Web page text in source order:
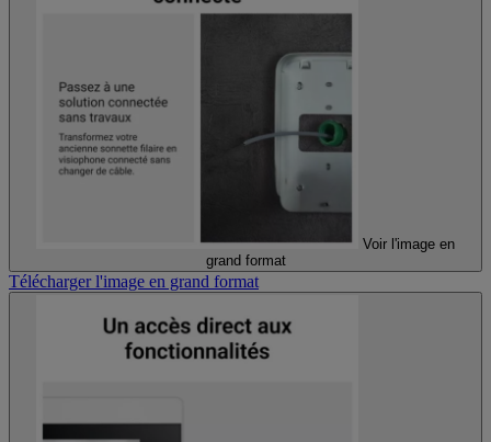
Voir l'image en
grand format
Télécharger l'image en grand format